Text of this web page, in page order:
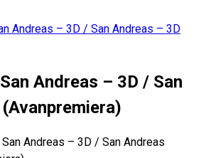
Andreas – 3D / San Andreas – 3D
Andreas – 3D / San